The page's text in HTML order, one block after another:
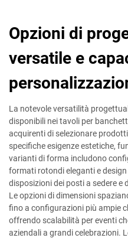
Opzioni di
versatile e
La notevole versatilità
disponibili nei tavoli per
acquirenti di selezionare
specifiche esigenze estetiche,
varianti di forma includono
formati rotondi eleganti e
disposizioni dei posti a sedere e
Le opzioni di dimensioni
fino a configurazioni più ampie
offrendo scalabilità per eventi
aziendali a grandi celebrazioni.